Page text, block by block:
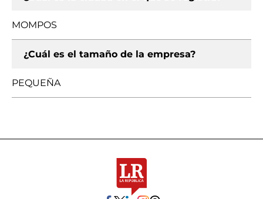
MOMPOS
¿Cuál es el tamaño de la empresa?
PEQUEÑA